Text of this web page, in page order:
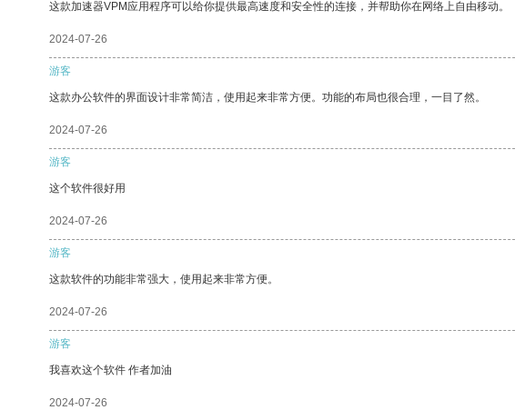
这款加速器VPM应用程序可以给你提供最高速度和安全性的连接，并帮助你在网络上自由移动。
2024-07-26
游客
这款办公软件的界面设计非常简洁，使用起来非常方便。功能的布局也很合理，一目了然。
2024-07-26
游客
这个软件很好用
2024-07-26
游客
这款软件的功能非常强大，使用起来非常方便。
2024-07-26
游客
我喜欢这个软件 作者加油
2024-07-26